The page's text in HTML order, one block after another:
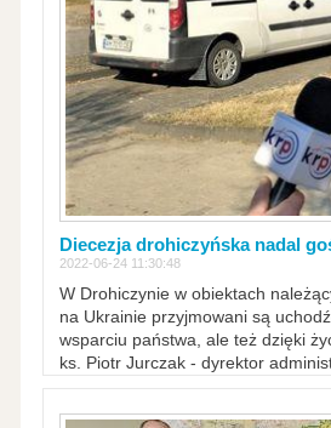
Diecezja drohiczyńska nadal
2022-06-24 11:30:48
W Drohiczynie w obiektach
na Ukrainie przyjmowani są
wsparciu państwa, ale też dzięki
ks. Piotr Jurczak - dyrektor